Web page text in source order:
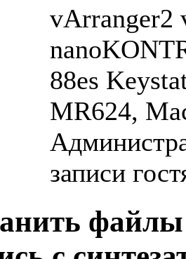
vArranger2
88es
MR624,
записи